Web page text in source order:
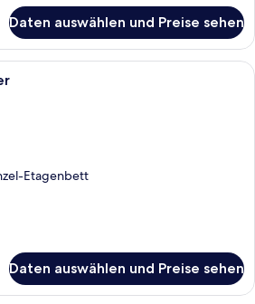
Daten auswählen und Preise sehen
Ein modernes Hotelzimmer mit
Etagenbett
Daten auswählen und Preise sehen